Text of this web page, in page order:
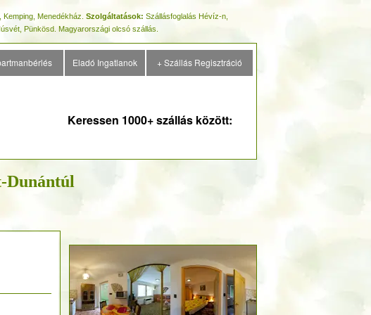
Menedékház. Szolgáltatások: Szállásfoglalás Hévíz-n,
Pünkösd. Magyarországi olcsó szállás.
Eladó Ingatlanok + Szállás Regisztráció
Keressen 1000+ szállás között:
Dunántúl